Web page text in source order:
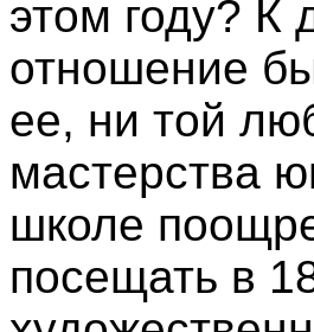
этом году? К
отношение
ее, ни той
мастерства
школе
посещать в